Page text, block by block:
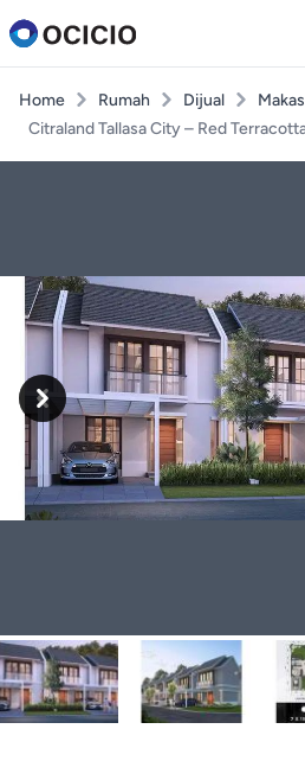
Home Rumah Dijual
Citraland Tallasa City – Red
Previous
Next